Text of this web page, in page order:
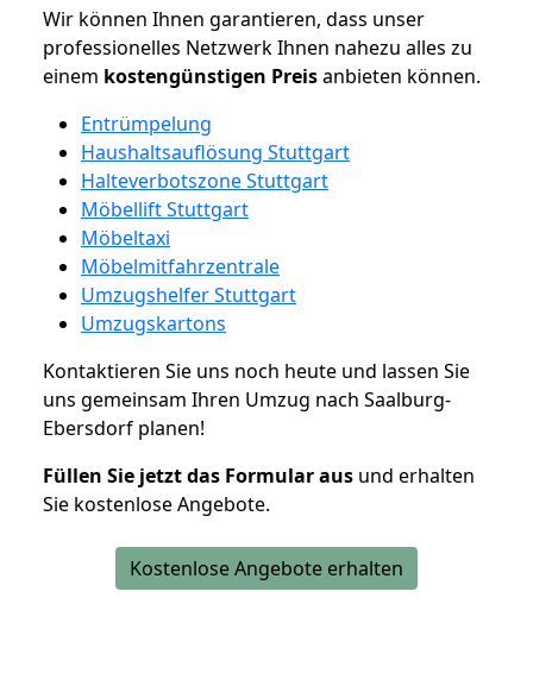
Wir können Ihnen garantieren, dass unser
professionelles Netzwerk Ihnen nahezu alles zu
einem kostengünstigen Preisanbieten können.
Entrümpelung
Haushaltsauflösung Stuttgart
Halteverbotszone Stuttgart
Möbellift Stuttgart
Möbeltaxi
Möbelmitfahrzentrale
Umzugshelfer Stuttgart
Umzugskartons
Kontaktieren Sie uns noch heute und lassen Sie
uns gemeinsam Ihren Umzug nach Saalburg-
Ebersdorf planen!
Füllen Sie jetzt das Formular aus und erhalten
Sie kostenlose Angebote.
Kostenlose Angebote erhalten